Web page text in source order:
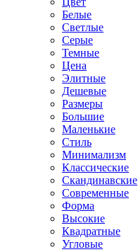
Белые
Светлые
Серые
Темные
Цена
Элитные
Дешевые
Размеры
Большие
Маленькие
Стиль
Минимализм
Классические
Скандинавские
Современные
Форма
Высокие
Квадратные
Угловые